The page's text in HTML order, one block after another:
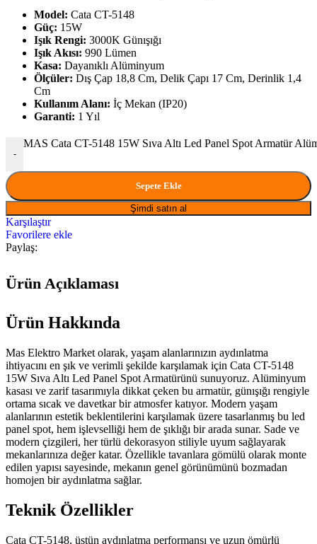
Model: Cata CT-5148
Güç: 15W
Işık Rengi: 3000K Günışığı
Işık Akısı: 990 Lümen
Kasa: Dayanıklı Alüminyum
Ölçüler: Dış Çap 18,8 Cm, Delik Çapı 17 Cm, Derinlik 1,4
Cm
Kullanım Alanı: İç Mekan (IP20)
Garanti: 1 Yıl
-
MAS Cata CT-5148 15W Sıva Altı Led Panel Spot Armatür
Sepete Ekle
Şimdi satın al
Karşılaştır
Favorilere ekle
Paylaş:
Ürün Açıklaması
Ürün Hakkında
Mas Elektro Market olarak, yaşam alanlarınızın aydınlatma
ihtiyacını en şık ve verimli şekilde karşılamak için Cata CT-5148
15W Sıva Altı Led Panel Spot Armatürünü sunuyoruz. Alüminyum
kasası ve zarif tasarımıyla dikkat çeken bu armatür, günışığı rengiyle
ortama sıcak ve davetkar bir atmosfer katıyor. Modern yaşam
alanlarının estetik beklentilerini karşılamak üzere tasarlanmış bu led
panel spot, hem işlevselliği hem de şıklığı bir arada sunar. Sade ve
modern çizgileri, her türlü dekorasyon stiliyle uyum sağlayarak
mekanlarınıza değer katar. Özellikle tavanlara gömülü olarak monte
edilen yapısı sayesinde, mekanın genel görünümünü bozmadan
homojen bir aydınlatma sağlar.
Teknik Özellikler
Cata CT-5148, üstün aydınlatma performansı ve uzun ömürlü